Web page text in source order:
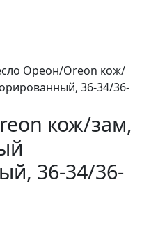
Ореон/Oreon кож/
36-34/36-
кож/зам,
36-34/36-